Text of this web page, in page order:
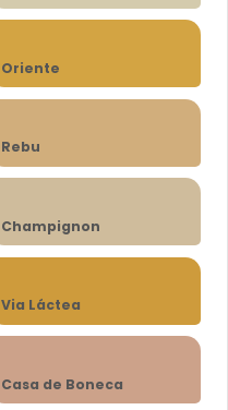
Oriente
Rebu
Champignon
Via Láctea
Casa de Boneca